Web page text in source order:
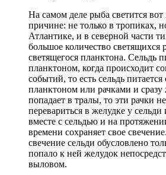
На самом деле рыба светится вот
причине: не только в тропиках,
Атлантике, и в северной части
большое количество светящихся
светящегося планктона. Сельдь
планктоном, когда происходит
событий, то есть сельдь
планктоном или рачками и сразу
попадает в тралы, то эти рачки
перевариться в желудке у сельди
вместе с сельдью и на
времени сохраняет свое
свечение сельди обусловлено
попало к ней желудок
выловом.